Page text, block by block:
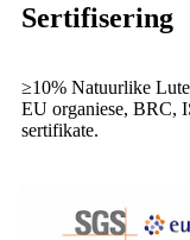
Sertifisering
≥10% Natuurlike
EU organiese,
sertifikate.